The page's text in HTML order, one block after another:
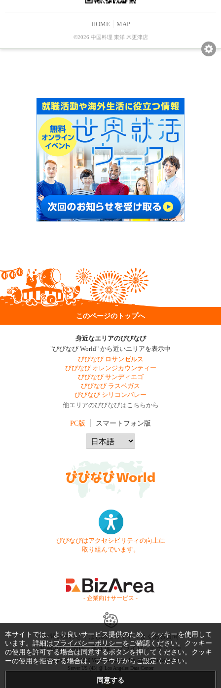
HOME MAP
©2026 中国料理 東洋 木更津店
このページのトップへ
身近なエリアのびびなび
"びびなび World" から近いエリアを表示中
びびなび ロサンゼルス
びびなび オレンジカウンティー
びびなび サンディエゴ
びびなび ラスベガス
びびなび シリコンバレー
他エリアのびびなびはこちらから
PC版 スマートフォン版
びびなびはアクセシビリティの向上に
取り組んでいます。
- 企業向けサービス -
お問い合わせ はじめてガイド
よくある質問
利用規約
商標・著作権 プライバシーポリシー
Copyright © 1999-2026 Vivid Navigation, Inc. All Rights Reserved.
Server US (43) @ Los Angeles Data Center
本サイトでは、より良いサービス提供のため、クッキーを使用して
います。詳細はプライバシーポリシーをご確認ください。クッキー
の使用を許可する場合は同意するボタンを押してください。クッキ
ーの使用を拒否する場合は、ブラウザからご設定ください。